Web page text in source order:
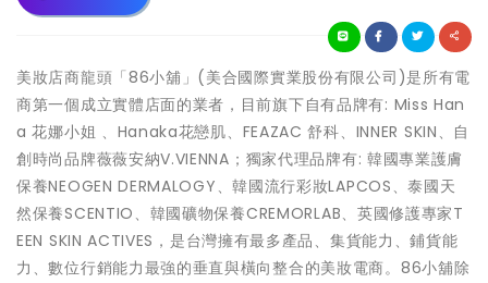
美妝店商龍頭「86小舖」(美合國際實業股份有限公司)是所有電
商第一個成立實體店面的業者，目前旗下自有品牌有: Miss Han
a 花娜小姐 、Hanaka花戀肌、FEAZAC 舒科、INNER SKIN、自
創時尚品牌薇薇安納V.VIENNA；獨家代理品牌有: 韓國專業護膚
保養NEOGEN DERMALOGY、韓國流行彩妝LAPCOS、泰國天
然保養SCENTIO、韓國礦物保養CREMORLAB、英國修護專家T
EEN SKIN ACTIVES，是台灣擁有最多產品、集貨能力、鋪貨能
力、數位行銷能力最強的垂直與橫向整合的美妝電商。86小舖除